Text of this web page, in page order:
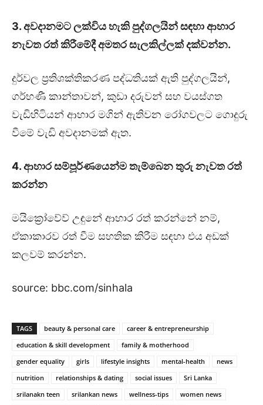
3. අවදානමට ලක්විය හැකි පුද්ගලයින් සඳහා ආහාර
නැවත රත් කිරීමේදී අමතර සැලකිල්ලක් දක්වන්න.
දුර්වල ප්‍රතිශක්තිකරණ පද්ධතියක් ඇති පුද්ගලයින්,
ගර්භණී කාන්තාවන්, කුඩා දරුවන් සහ වයස්ගත
වැඩිහිටියන් ආහාර මගින් ඇතිවන රෝගවලට ගොදුරු
වීමේ වැඩි අවදානමක් ඇත.
4. ආහාර සම්පූර්ණයෙන්ම තැම්බෙන තුරු නැවත රත්
කරන්න
මයික්‍රෝවේව් උඳුනේ ආහාර රත් කරන්නේ නම්,
ඒකාකාරව රත් වීම සහතික කිරීම සඳහා එය අඩක්
කලවම් කරන්න.
source: bbc.com/sinhala
TAGS beauty & personal care
career & entrepreneurship
education & skill development
family & motherhood
gender equality
girls lifestyle insights mental-health
news
nutrition
relationships & dating social issues
Sri Lanka
srilanakn teen
srilankan news wellness-tips
women news